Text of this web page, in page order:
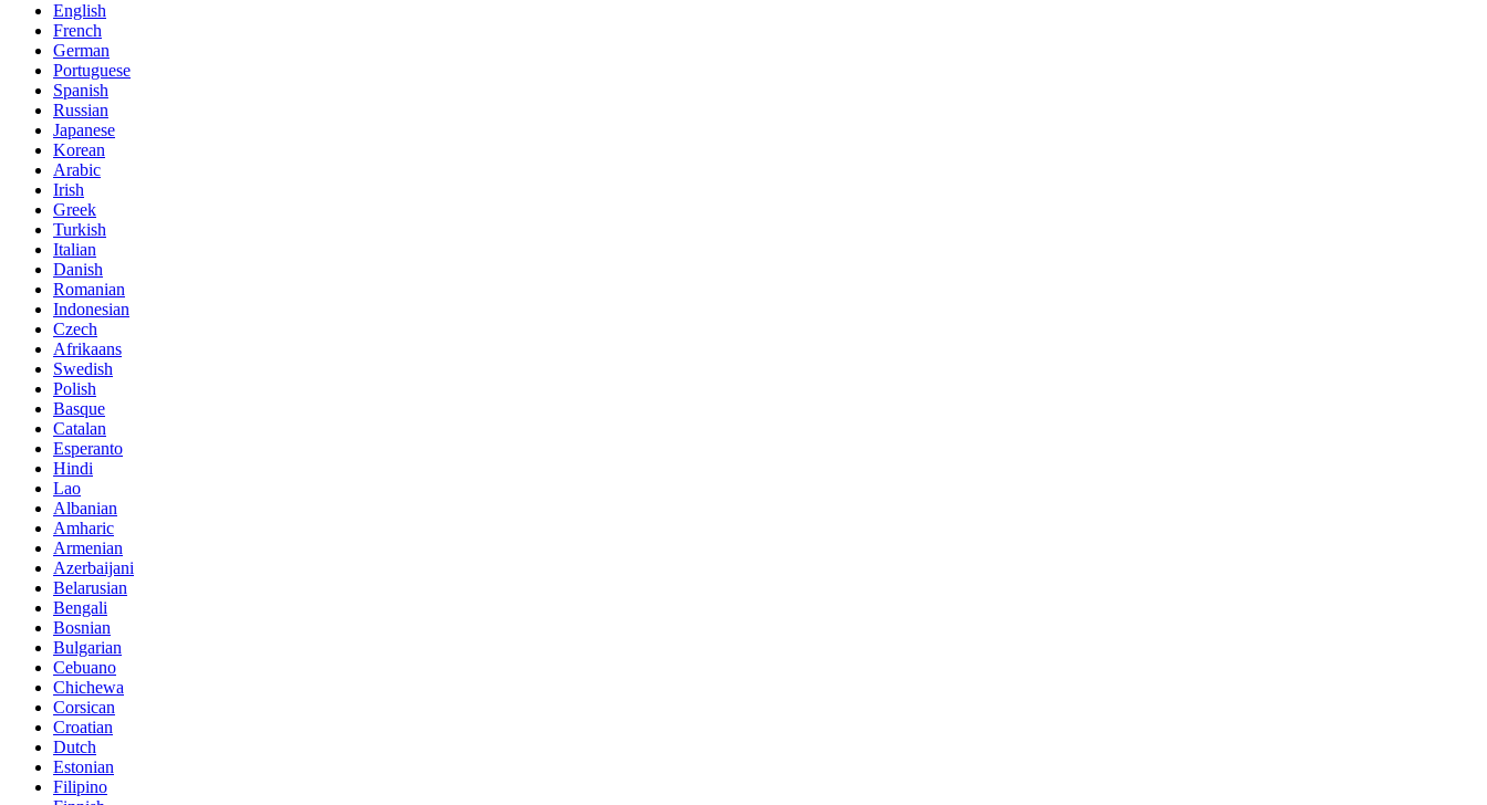
English
French
German
Portuguese
Spanish
Russian
Japanese
Korean
Arabic
Irish
Greek
Turkish
Italian
Danish
Romanian
Indonesian
Czech
Afrikaans
Swedish
Polish
Basque
Catalan
Esperanto
Hindi
Lao
Albanian
Amharic
Armenian
Azerbaijani
Belarusian
Bengali
Bosnian
Bulgarian
Cebuano
Chichewa
Corsican
Croatian
Dutch
Estonian
Filipino